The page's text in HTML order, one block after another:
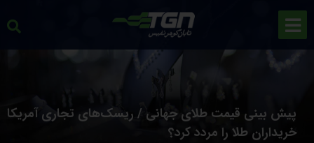
پیش بینی قیمت طلای جهانی / ریسک‌های تجاری آمریکا
خریداران طلا را مردد کرد؟